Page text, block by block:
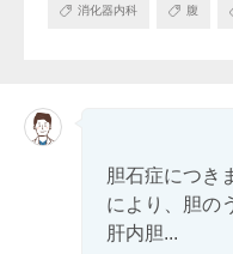
消化器内科 腹
胆石症につき
により、胆の
肝内胆...